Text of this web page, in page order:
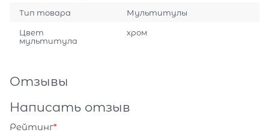
Тип товара Мультитулы
Цвет
мультитула
хром
Отзывы
Написать отзыв
Рейтинг